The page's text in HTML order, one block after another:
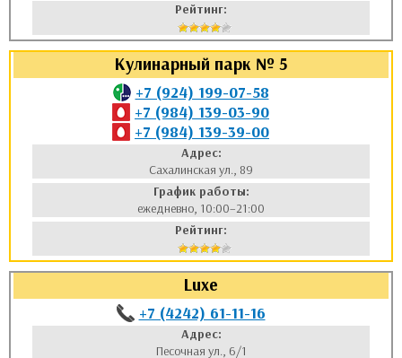
Рейтинг:
Кулинарный парк № 5
+7 (924) 199-07-58
+7 (984) 139-03-90
+7 (984) 139-39-00
Адрес:
Сахалинская ул., 89
График работы:
ежедневно, 10:00–21:00
Рейтинг:
Luxe
+7 (4242) 61-11-16
Адрес:
Песочная ул., 6/1